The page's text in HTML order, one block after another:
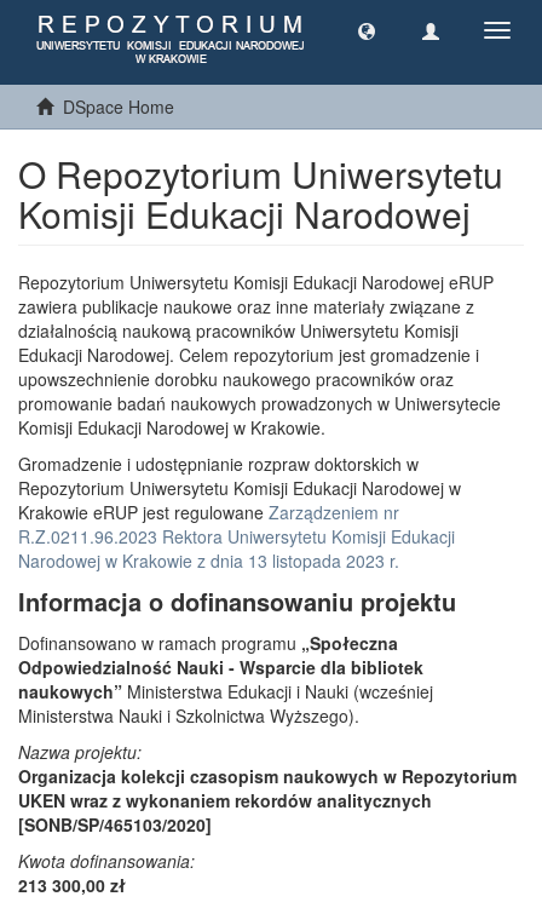
DSpace Home
O Repozytorium Uniwersytetu
Komisji Edukacji Narodowej
Repozytorium Uniwersytetu Komisji Edukacji Narodowej eRUP
zawiera publikacje naukowe oraz inne materiały związane z
działalnością naukową pracowników Uniwersytetu Komisji
Edukacji Narodowej. Celem repozytorium jest gromadzenie i
upowszechnienie dorobku naukowego pracowników oraz
promowanie badań naukowych prowadzonych w Uniwersytecie
Komisji Edukacji Narodowej w Krakowie.
Gromadzenie i udostępnianie rozpraw doktorskich w
Repozytorium Uniwersytetu Komisji Edukacji Narodowej w
Krakowie eRUP jest regulowane Zarządzeniem nr
R.Z.0211.96.2023 Rektora Uniwersytetu Komisji Edukacji
Narodowej w Krakowie z dnia 13 listopada 2023 r.
Informacja o dofinansowaniu projektu
Dofinansowano w ramach programu „Społeczna
Odpowiedzialność Nauki - Wsparcie dla bibliotek
naukowych” Ministerstwa Edukacji i Nauki (wcześniej
Ministerstwa Nauki i Szkolnictwa Wyższego).
Nazwa projektu:
Organizacja kolekcji czasopism naukowych w Repozytorium
UKEN wraz z wykonaniem rekordów analitycznych
[SONB/SP/465103/2020]
Kwota dofinansowania:
213 300,00 zł